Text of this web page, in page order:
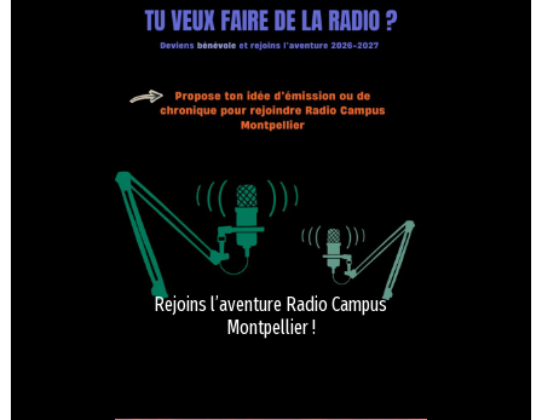
Rejoins l’aventure Radio Campus
Montpellier !